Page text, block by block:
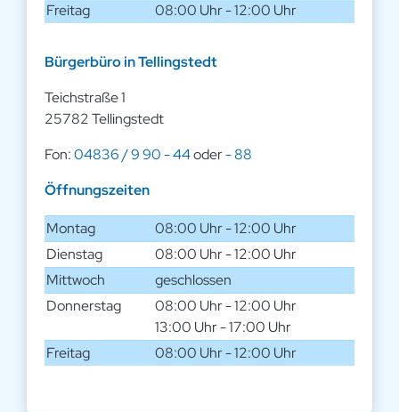
Freitag
08:00 Uhr - 12:00 Uhr
Bürgerbüro in Tellingstedt
Teichstraße 1
25782 Tellingstedt
Fon:04836 / 9 90 - 44oder- 88
Öffnungszeiten
Montag
08:00 Uhr - 12:00 Uhr
Dienstag
08:00 Uhr - 12:00 Uhr
Mittwoch
geschlossen
Donnerstag
08:00 Uhr - 12:00 Uhr
13:00 Uhr - 17:00 Uhr
Freitag
08:00 Uhr - 12:00 Uhr